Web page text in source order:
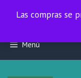
Las compras se
Las compras se
contenido
Menú